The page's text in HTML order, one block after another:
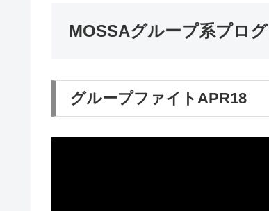
MOSSAグループ系プロ
グループファイトAPR18